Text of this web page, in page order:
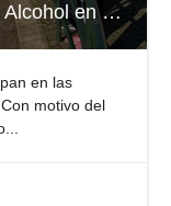
Actividades del Día Mundial sin Alcohol en E.S.O.
en las
motivo del